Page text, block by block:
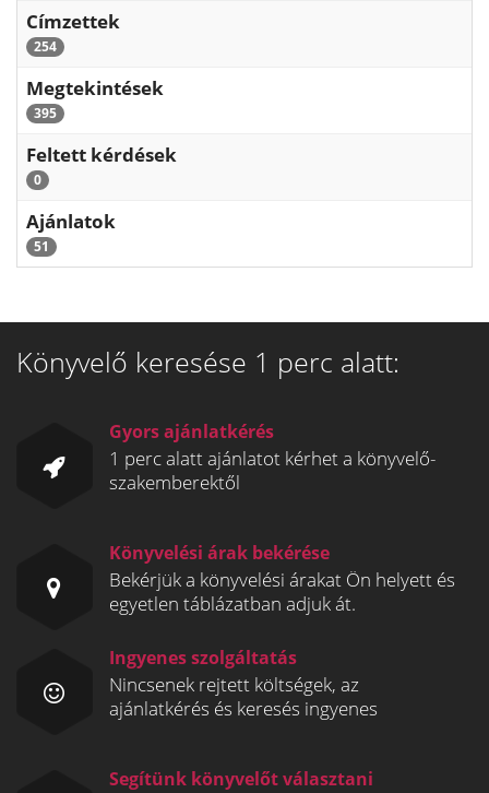
Címzettek
254
Megtekintések
395
Feltett kérdések
0
Ajánlatok
51
Könyvelő keresése 1 perc alatt:
Gyors ajánlatkérés
1 perc alatt ajánlatot kérhet a könyvelő-
szakemberektől
Könyvelési árak bekérése
Bekérjük a könyvelési árakat Ön helyett és
egyetlen táblázatban adjuk át.
Ingyenes szolgáltatás
Nincsenek rejtett költségek, az
ajánlatkérés és keresés ingyenes
Segítünk könyvelőt választani